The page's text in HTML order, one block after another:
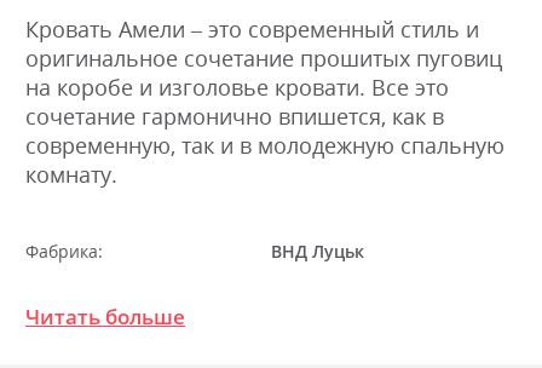
Кровать Амели – это современный стиль и
оригинальное сочетание прошитых пуговиц
на коробе и изголовье кровати. Все это
сочетание гармонично впишется, как в
современную, так и в молодежную спальную
комнату.
Фабрика:
ВНД Луцьк
место
Читать больше